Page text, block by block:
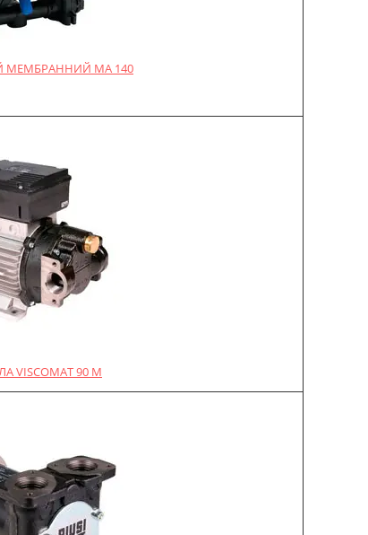
MA 140
VISCOMAT 90 M